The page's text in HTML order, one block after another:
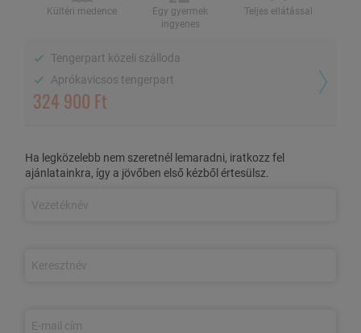
2 fő / 5 éj, teljes ellátással
Kültéri medence Egy gyermek ingyenes
Tengerpart közeli szálloda
AZ AJÁNLAT TARTALMA
6 nap/5 éjszaka szállás 2 fő részére a Villa
büférendszerben (reggelinél víz és 3-féle üdítő automatákból)
Kültéri medence
Egy gyermek
ingyenes
Teljes ellátással
Tengerpart közeli szálloda
Aprókavicsos tengerpart
324 900 Ft
Ha legközelebb nem szeretnél lemaradni, iratkozz fel
ajánlatainkra, így a jövőben első kézből értesülsz.